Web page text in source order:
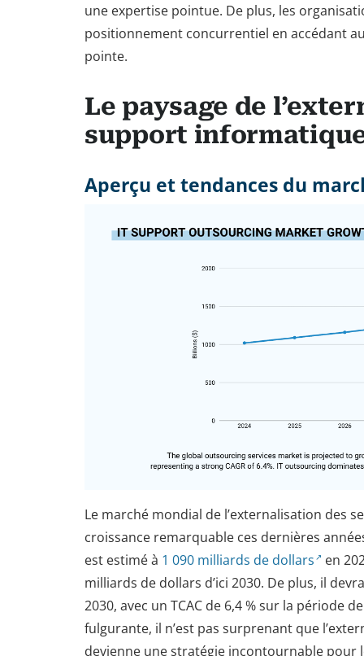
une expertise pointue. De plus, les
positionnement concurrentiel en accédant
pointe.
Le paysage de
support
Aperçu et tendances du
Le marché mondial de l’externalisation des
croissance remarquable ces dernières
est estimé à 1 090 milliards de dollars
en
milliards de dollars d’ici 2030. De plus, il
2030, avec un TCAC de 6,4 % sur la période
fulgurante, il n’est pas surprenant que
devienne une stratégie incontournable pour